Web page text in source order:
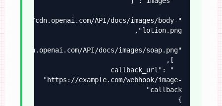
"https://cdn.openai.com/API/docs/images/body-
  "callback_url":
"https://example.com/webhook/image-
}